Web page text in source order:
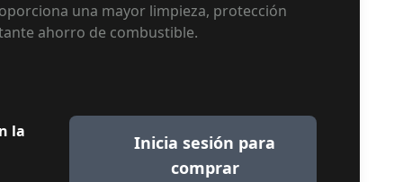
una mayor limpieza, protección
ahorro de combustible.
la
Inicia sesión para
comprar